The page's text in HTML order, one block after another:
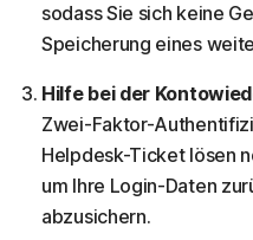
sodass Sie sich keine
Speicherung eines
Hilfe bei der
Zwei-Faktor-
Helpdesk-Ticket lösen
um Ihre Login-Daten
abzusichern.